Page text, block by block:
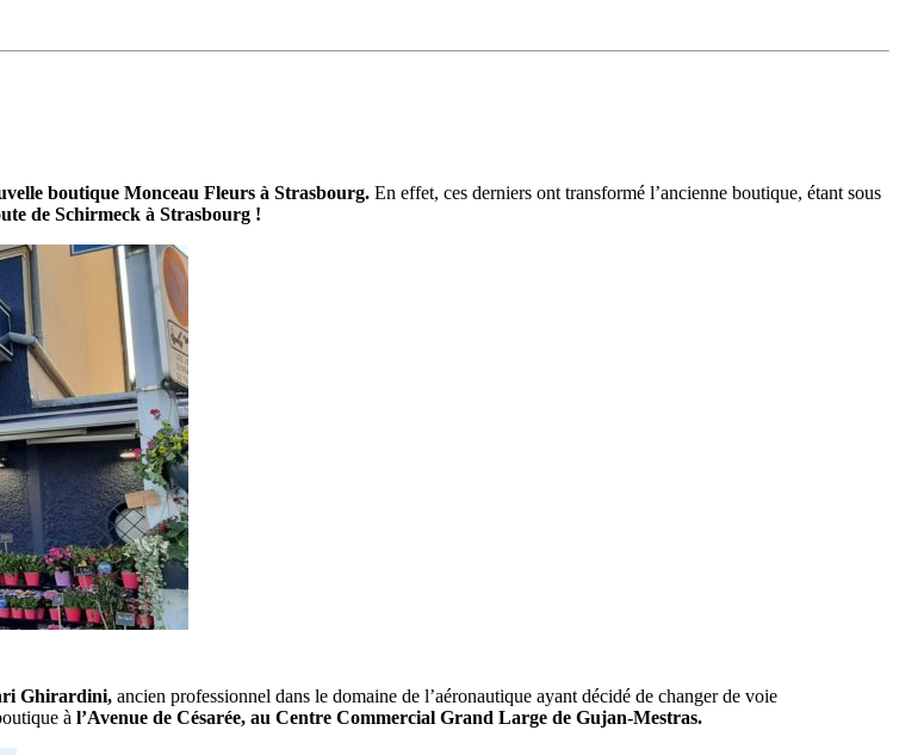
boutique Monceau Fleurs à Strasbourg. En effet, ces derniers ont transformé l’ancienne boutique, étant sous
de Schirmeck à Strasbourg !
Ghirardini, ancien professionnel dans le domaine de l’aéronautique ayant décidé de changer de voie
à l’Avenue de Césarée, au Centre Commercial Grand Large de Gujan-Mestras.